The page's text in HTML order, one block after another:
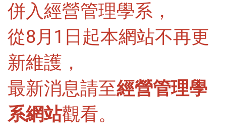
併入經營管理學系，
從8月1日起本網站不再更
新維護，
最新消息請至經營管理學
系網站觀看。